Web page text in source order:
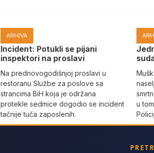
ARHIVA
Incident: Potukli se pijani
inspektori na proslavi
Na prednovogodišnjoj proslavi u
restoranu Službe za poslove sa
strancima BiH koja je održana
protekle sedmice dogodio se incident
tačnije tuča zaposlenih.
u